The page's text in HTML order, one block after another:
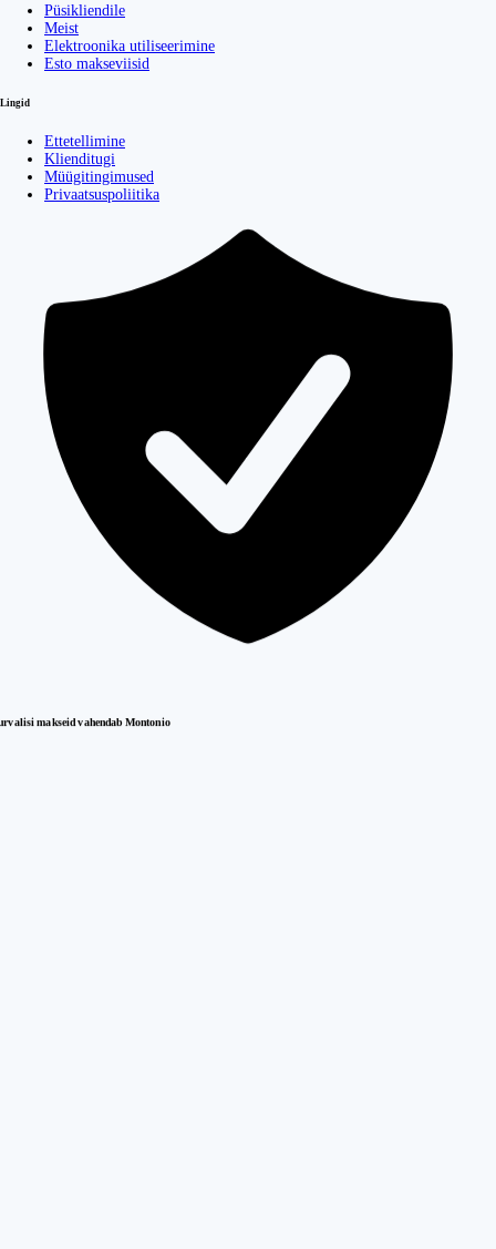
Püsikliendile
Meist
Elektroonika utiliseerimine
Esto makseviisid
Lingid
Ettetellimine
Klienditugi
Müügitingimused
Privaatsuspoliitika
makseid vahendab Montonio